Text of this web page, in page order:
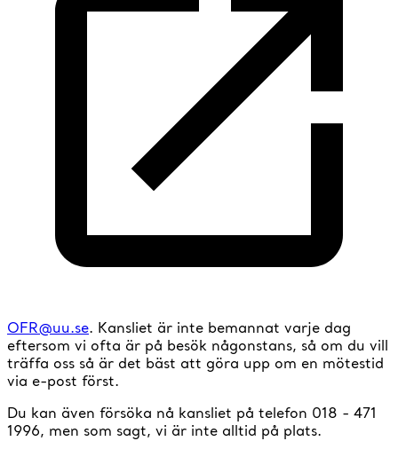
OFR@uu.se. Kansliet är inte bemannat varje dag
eftersom vi ofta är på besök någonstans, så om du vill
träffa oss så är det bäst att göra upp om en mötestid
via e-post först.
Du kan även försöka nå kansliet på telefon 018 - 471
1996, men som sagt, vi är inte alltid på plats.